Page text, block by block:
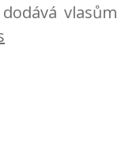
vlasům